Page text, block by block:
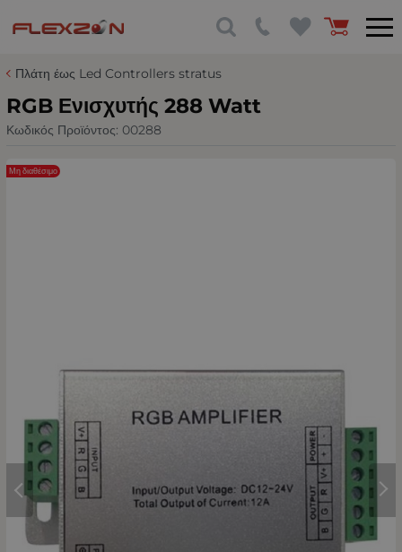
Πλάτη έως Led Controllers stratus
RGB Ενισχυτής 288 Watt
Κωδικός Προϊόντος: 00288
Μη διαθέσιμο